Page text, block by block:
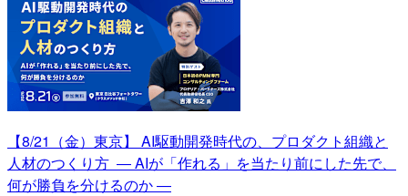
【8/21（金）東京】 AI駆動開発時代の、プロダクト組織と
人材のつくり方 ― AIが「作れる」を当たり前にした先で、
何が勝負を分けるのか ―